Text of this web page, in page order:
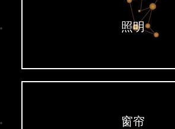
照明
窗帘